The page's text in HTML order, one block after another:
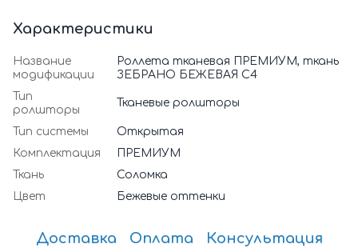
Характеристики
Название
модификации
Роллета тканевая ПРЕМИУМ, ткань
ЗЕБРАНО БЕЖЕВАЯ С4
Тип
ролшторы
Тканевые ролшторы
Тип системы
Открытая
Комплектация
ПРЕМИУМ
Ткань
Соломка
Цвет
Бежевые оттенки
Доставка Оплата Консультация